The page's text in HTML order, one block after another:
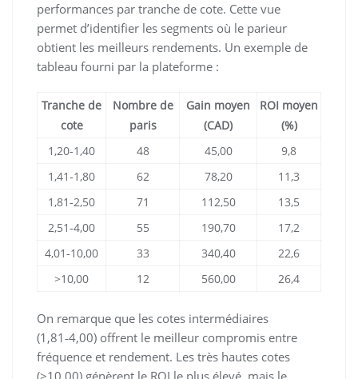
performances par tranche de cote. Cette vue
permet d’identifier les segments où le parieur
obtient les meilleurs rendements. Un exemple de
tableau fourni par la plateforme :
Tranche de
cote
Nombre de
paris
Gain moyen
(CAD)
ROI moyen
(%)
1,20‑1,40
48 45,00
9,8
1,41‑1,80
62 78,20
11,3
1,81‑2,50
71 112,50
13,5
2,51‑4,00
55 190,70
17,2
4,01‑10,00
33 340,40
22,6
>10,00
12 560,00 26,4
On remarque que les cotes intermédiaires
(1,81‑4,00) offrent le meilleur compromis entre
fréquence et rendement. Les très hautes cotes